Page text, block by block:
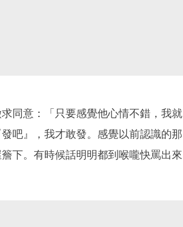
同意：「只要感覺他心情不錯，我就
吧』，我才敢發。感覺以前認識的那
下。有時候話明明都到喉嚨快罵出來